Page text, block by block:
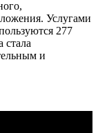
Услугами
277
стала
и